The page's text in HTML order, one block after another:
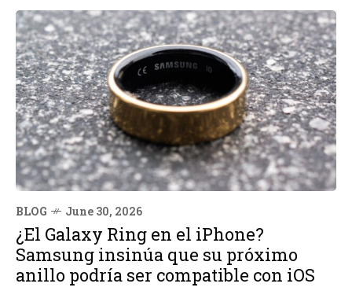
BLOG June 30, 2026
¿El Galaxy Ring en el iPhone?
Samsung insinúa que su próximo
anillo podría ser compatible con iOS